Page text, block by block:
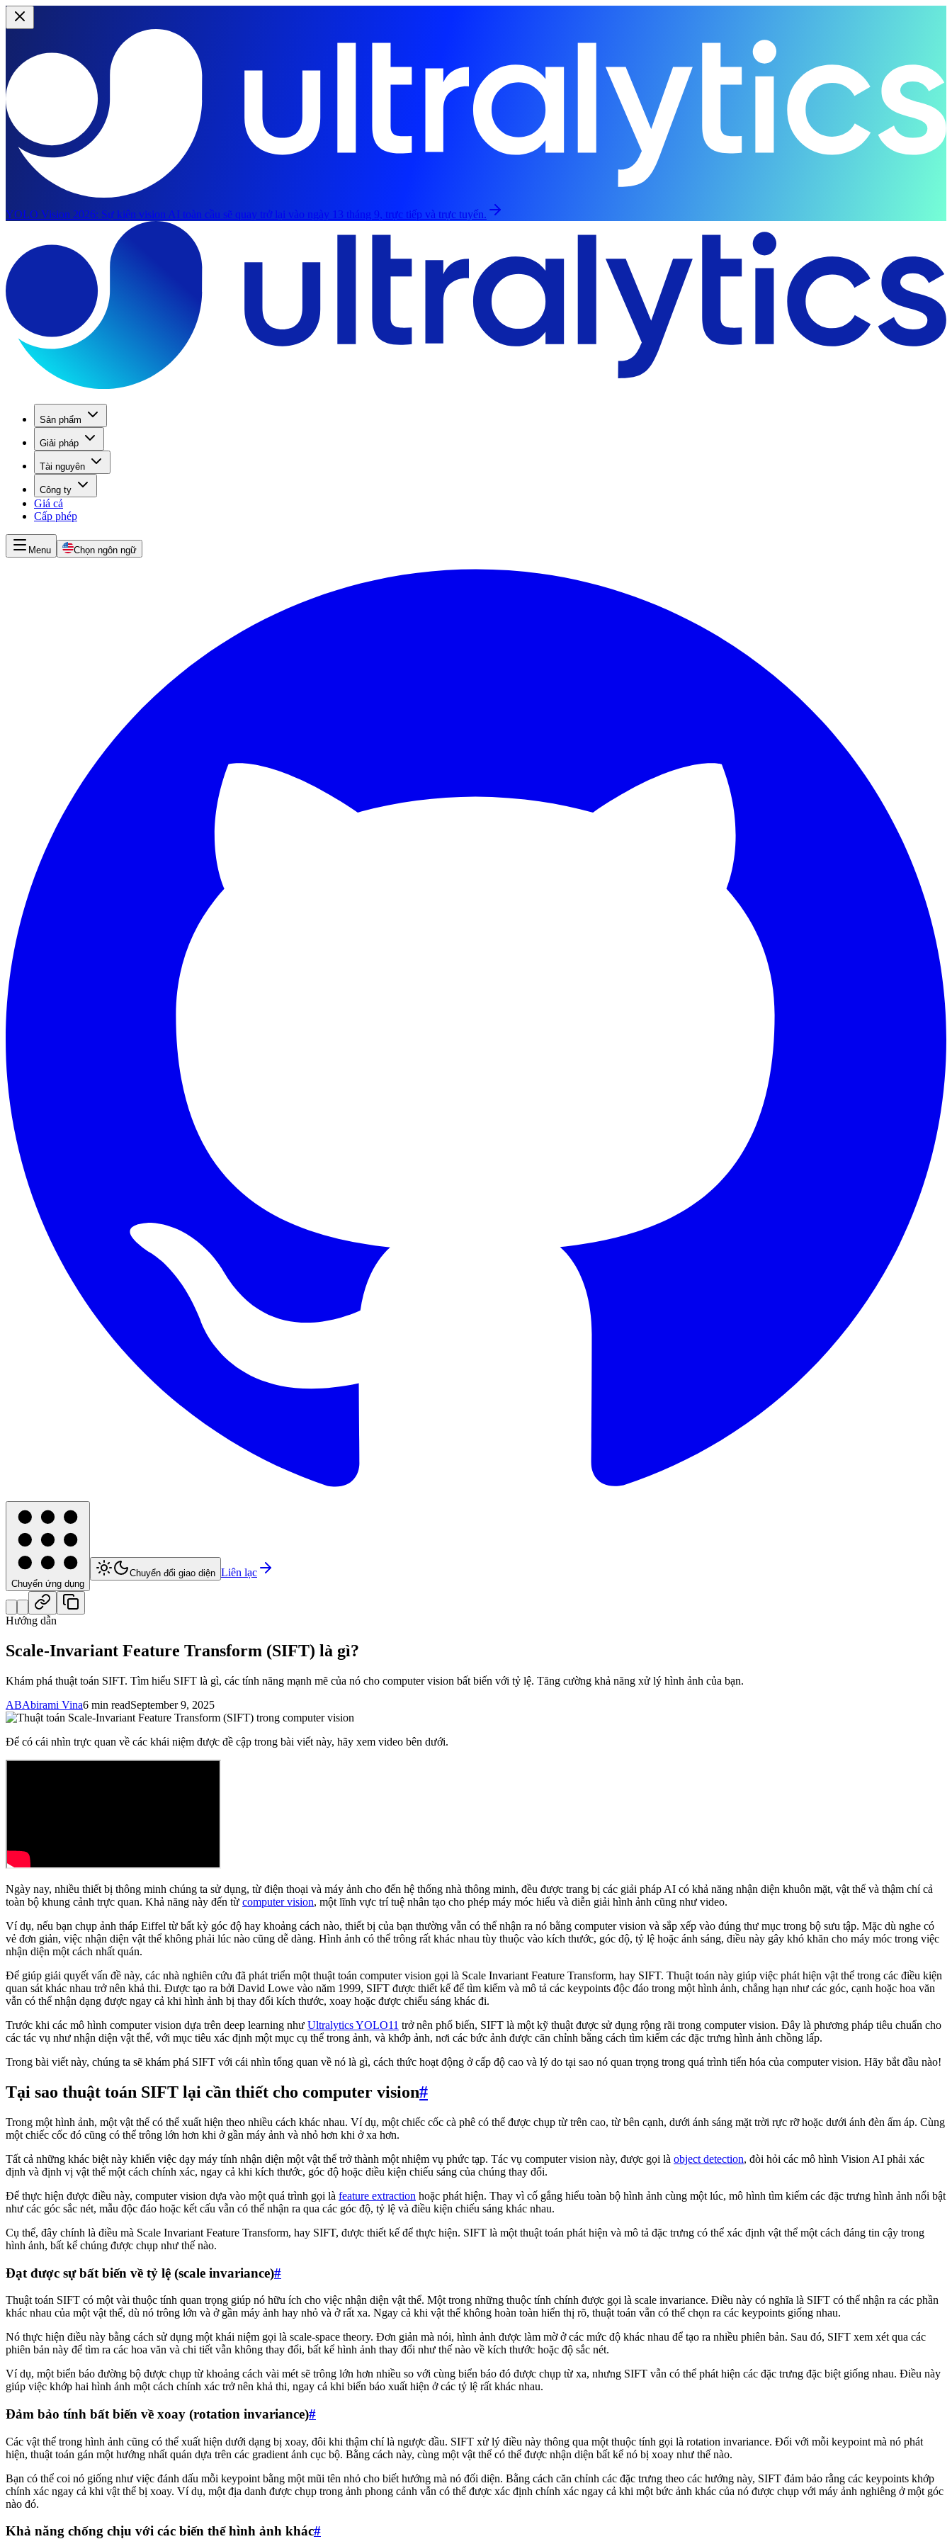
YOLO Vision 2026: Sự kiện vision AI toàn cầu sẽ quay trở lại vào ngày 13 tháng 9, trực tiếp và trực tuyến.
Sản phẩm
Giải pháp
Tài nguyên
Công ty
Giá cả
Cấp phép
Menu Chọn ngôn ngữ
Chuyển ứng dụng
Chuyển đổi giao diện Liên lạc
Hướng dẫn
Scale-Invariant Feature Transform (SIFT) là gì?
Khám phá thuật toán SIFT. Tìm hiểu SIFT là gì, các tính năng mạnh mẽ của nó cho computer vision bất biến với tỷ lệ. Tăng cường khả năng xử lý hình ảnh của bạn.
ABAbirami Vina6 min readSeptember 9, 2025
Để có cái nhìn trực quan về các khái niệm được đề cập trong bài viết này, hãy xem video bên dưới.
Ngày nay, nhiều thiết bị thông minh chúng ta sử dụng, từ điện thoại và máy ảnh cho đến hệ thống nhà thông minh, đều được trang bị các giải pháp AI có khả năng nhận diện khuôn mặt, vật thể và thậm chí cả
toàn bộ khung cảnh trực quan. Khả năng này đến từ computer vision, một lĩnh vực trí tuệ nhân tạo cho phép máy móc hiểu và diễn giải hình ảnh cũng như video.
Ví dụ, nếu bạn chụp ảnh tháp Eiffel từ bất kỳ góc độ hay khoảng cách nào, thiết bị của bạn thường vẫn có thể nhận ra nó bằng computer vision và sắp xếp vào đúng thư mục trong bộ sưu tập. Mặc dù nghe có
vẻ đơn giản, việc nhận diện vật thể không phải lúc nào cũng dễ dàng. Hình ảnh có thể trông rất khác nhau tùy thuộc vào kích thước, góc độ, tỷ lệ hoặc ánh sáng, điều này gây khó khăn cho máy móc trong việc
nhận diện một cách nhất quán.
Để giúp giải quyết vấn đề này, các nhà nghiên cứu đã phát triển một thuật toán computer vision gọi là Scale Invariant Feature Transform, hay SIFT. Thuật toán này giúp việc phát hiện vật thể trong các điều kiện
quan sát khác nhau trở nên khả thi. Được tạo ra bởi David Lowe vào năm 1999, SIFT được thiết kế để tìm kiếm và mô tả các keypoints độc đáo trong một hình ảnh, chẳng hạn như các góc, cạnh hoặc hoa văn
vẫn có thể nhận dạng được ngay cả khi hình ảnh bị thay đổi kích thước, xoay hoặc được chiếu sáng khác đi.
Trước khi các mô hình computer vision dựa trên deep learning như Ultralytics YOLO11 trở nên phổ biến, SIFT là một kỹ thuật được sử dụng rộng rãi trong computer vision. Đây là phương pháp tiêu chuẩn cho
các tác vụ như nhận diện vật thể, với mục tiêu xác định một mục cụ thể trong ảnh, và khớp ảnh, nơi các bức ảnh được căn chỉnh bằng cách tìm kiếm các đặc trưng hình ảnh chồng lấp.
Trong bài viết này, chúng ta sẽ khám phá SIFT với cái nhìn tổng quan về nó là gì, cách thức hoạt động ở cấp độ cao và lý do tại sao nó quan trọng trong quá trình tiến hóa của computer vision. Hãy bắt đầu nào!
Tại sao thuật toán SIFT lại cần thiết cho computer vision#
Trong một hình ảnh, một vật thể có thể xuất hiện theo nhiều cách khác nhau. Ví dụ, một chiếc cốc cà phê có thể được chụp từ trên cao, từ bên cạnh, dưới ánh sáng mặt trời rực rỡ hoặc dưới ánh đèn ấm áp. Cùng
một chiếc cốc đó cũng có thể trông lớn hơn khi ở gần máy ảnh và nhỏ hơn khi ở xa hơn.
Tất cả những khác biệt này khiến việc dạy máy tính nhận diện một vật thể trở thành một nhiệm vụ phức tạp. Tác vụ computer vision này, được gọi là object detection, đòi hỏi các mô hình Vision AI phải xác
định và định vị vật thể một cách chính xác, ngay cả khi kích thước, góc độ hoặc điều kiện chiếu sáng của chúng thay đổi.
Để thực hiện được điều này, computer vision dựa vào một quá trình gọi là feature extraction hoặc phát hiện. Thay vì cố gắng hiểu toàn bộ hình ảnh cùng một lúc, mô hình tìm kiếm các đặc trưng hình ảnh nổi bật
như các góc sắc nét, mẫu độc đáo hoặc kết cấu vẫn có thể nhận ra qua các góc độ, tỷ lệ và điều kiện chiếu sáng khác nhau.
Cụ thể, đây chính là điều mà Scale Invariant Feature Transform, hay SIFT, được thiết kế để thực hiện. SIFT là một thuật toán phát hiện và mô tả đặc trưng có thể xác định vật thể một cách đáng tin cậy trong
hình ảnh, bất kể chúng được chụp như thế nào.
Đạt được sự bất biến về tỷ lệ (scale invariance)#
Thuật toán SIFT có một vài thuộc tính quan trọng giúp nó hữu ích cho việc nhận diện vật thể. Một trong những thuộc tính chính được gọi là scale invariance. Điều này có nghĩa là SIFT có thể nhận ra các phần
khác nhau của một vật thể, dù nó trông lớn và ở gần máy ảnh hay nhỏ và ở rất xa. Ngay cả khi vật thể không hoàn toàn hiển thị rõ, thuật toán vẫn có thể chọn ra các keypoints giống nhau.
Nó thực hiện điều này bằng cách sử dụng một khái niệm gọi là scale-space theory. Đơn giản mà nói, hình ảnh được làm mờ ở các mức độ khác nhau để tạo ra nhiều phiên bản. Sau đó, SIFT xem xét qua các
phiên bản này để tìm ra các hoa văn và chi tiết vẫn không thay đổi, bất kể hình ảnh thay đổi như thế nào về kích thước hoặc độ sắc nét.
Ví dụ, một biển báo đường bộ được chụp từ khoảng cách vài mét sẽ trông lớn hơn nhiều so với cùng biển báo đó được chụp từ xa, nhưng SIFT vẫn có thể phát hiện các đặc trưng đặc biệt giống nhau. Điều này
giúp việc khớp hai hình ảnh một cách chính xác trở nên khả thi, ngay cả khi biển báo xuất hiện ở các tỷ lệ rất khác nhau.
Đảm bảo tính bất biến về xoay (rotation invariance)#
Các vật thể trong hình ảnh cũng có thể xuất hiện dưới dạng bị xoay, đôi khi thậm chí là ngược đầu. SIFT xử lý điều này thông qua một thuộc tính gọi là rotation invariance. Đối với mỗi keypoint mà nó phát
hiện, thuật toán gán một hướng nhất quán dựa trên các gradient ảnh cục bộ. Bằng cách này, cùng một vật thể có thể được nhận diện bất kể nó bị xoay như thế nào.
Bạn có thể coi nó giống như việc đánh dấu mỗi keypoint bằng một mũi tên nhỏ cho biết hướng mà nó đối diện. Bằng cách căn chỉnh các đặc trưng theo các hướng này, SIFT đảm bảo rằng các keypoints khớp
chính xác ngay cả khi vật thể bị xoay. Ví dụ, một địa danh được chụp trong ảnh phong cảnh vẫn có thể được xác định chính xác ngay cả khi một bức ảnh khác của nó được chụp với máy ảnh nghiêng ở một góc
nào đó.
Khả năng chống chịu với các biến thể hình ảnh khác#